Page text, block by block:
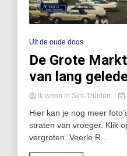
Uit de oude doos
De Grote
van lang
Ik woon in Sint-Truiden
Hier kan je nog meer
straten van vroeger. Klik
vergroten. Veerle R...